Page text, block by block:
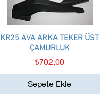
Hızlı Bakış
KR25 AVA ARKA TEKER ÜST
ÇAMURLUK
Fiyat
₺702,00
Sepete Ekle